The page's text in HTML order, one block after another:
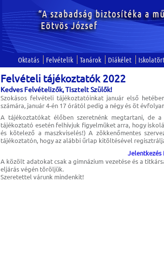
Oktatás Felvételik Tanárok Diákélet
Felvételi tájékoztatók 2022
Kedves Felvételizők, Tisztelt Szülők!
Szokásos felvételi tájékoztatóinkat január első
számára, január 4-én 17 órától pedig a négy és öt
A tájékoztatókat élőben szeretnénk megtartani, de
tájékoztató esetén felhívjuk figyelmüket arra, hogy
és kötelező a maszkviselés!) A zökkenőmentes
tájékoztatón, hogy az alábbi űrlap kitöltésével
A közölt adatokat csak a gimnázium vezetése és a
eljárás végén töröljük.
Szeretettel várunk mindenkit!